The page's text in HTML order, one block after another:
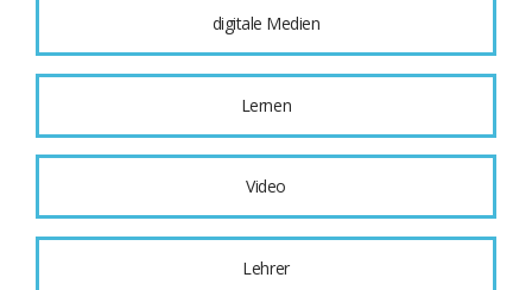
digitale Medien
Lernen
Video
Lehrer